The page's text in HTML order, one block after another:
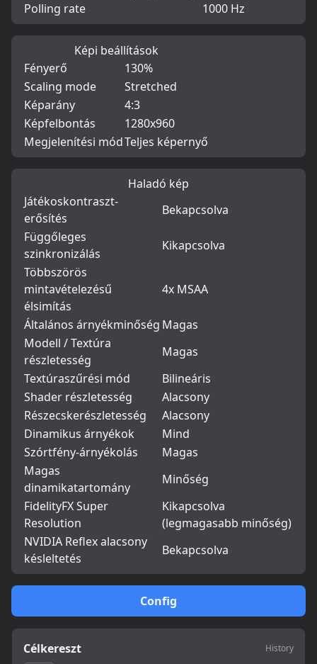
Config
Célkereszt History
Polling rate
1000 Hz
Képi beállítások
Fényerő
130%
Scaling mode
Stretched
Képarány
4:3
Képfelbontás
1280x960
Megjelenítési módTeljes képernyő
Haladó kép
Játékoskontraszt-
erősítés
Bekapcsolva
Függőleges
szinkronizálás
Kikapcsolva
Többszörös
mintavételezésű
élsimítás
4x MSAA
Általános árnyékminőség Magas
Modell / Textúra
részletesség
Magas
Textúraszűrési mód
Bilineáris
Shader részletesség
Alacsony
Részecskerészletesség
Alacsony
Dinamikus árnyékok
Mind
Szórtfény-árnyékolás
Magas
Magas
dinamikatartomány
Minőség
FidelityFX Super
Resolution
Kikapcsolva
(legmagasabb minőség)
NVIDIA Reflex alacsony
késleltetés
Bekapcsolva